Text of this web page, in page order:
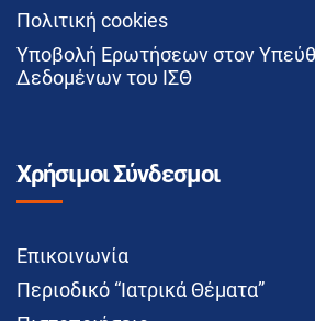
Πολιτική cookies
Υποβολή Ερωτήσεων στον
Δεδομένων του ΙΣΘ
Χρήσιμοι Σύνδεσμοι
Επικοινωνία
Περιοδικό “Ιατρικά Θέματα”